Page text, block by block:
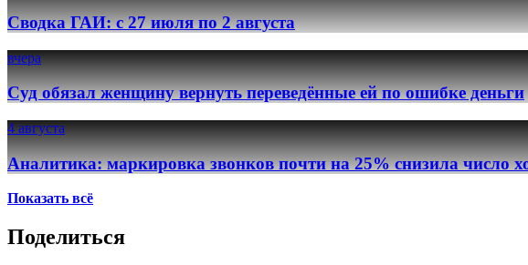
Сводка ГАИ: с 27 июля по 2 августа
вчера
Суд обязал женщину вернуть переведённые ей по ошибке деньги
4 августа
Аналитика: маркировка звонков почти на 25% снизила число
Показать всё
Поделиться